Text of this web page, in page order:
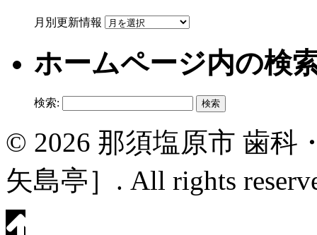
月別更新情報
ホームページ内の検
検索:
© 2026 那須塩原市 歯科
矢島亭］. All rights